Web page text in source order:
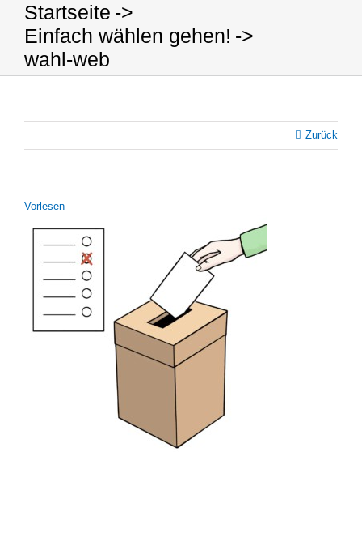
Startseite
Einfach wählen gehen!
wahl-web
Zurück
Vor­le­sen